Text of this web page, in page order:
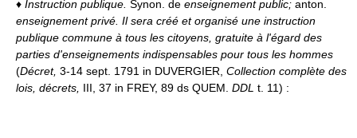
♦ Instruction publique. Synon. de enseignement public; anton.
enseignement privé. Il sera créé et organisé une instruction
publique commune à tous les citoyens, gratuite à l'égard des
parties d'enseignements indispensables pour tous les hommes
(Décret, 3-14 sept. 1791 in DUVERGIER, Collection complète des
lois, décrets, III, 37 in FREY, 89 ds QUEM. DDL t. 11) :